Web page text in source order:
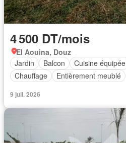
4 500 DT/mois
El Aouina, Douz
Jardin
Balcon Cuisine équipée
Chauffage
Entièrement meublé
9 juil. 2026